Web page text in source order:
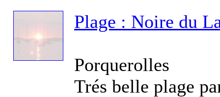
Plage : Noire du
Porquerolles
Trés belle plage